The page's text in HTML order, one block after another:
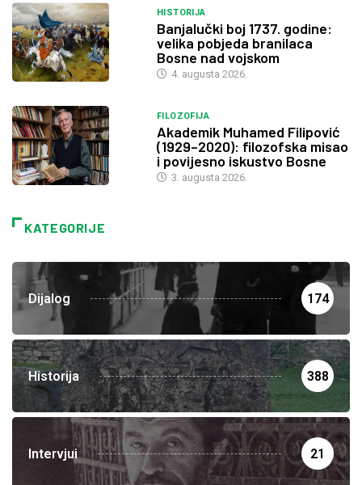
HISTORIJA
Banjalučki boj 1737. godine:
velika pobjeda branilaca
Bosne nad vojskom
4. augusta 2026.
FILOZOFIJA
Akademik Muhamed Filipović
(1929–2020): filozofska misao
i povijesno iskustvo Bosne
3. augusta 2026.
KATEGORIJE
Dijalog 174
Historija 388
Intervjui 21